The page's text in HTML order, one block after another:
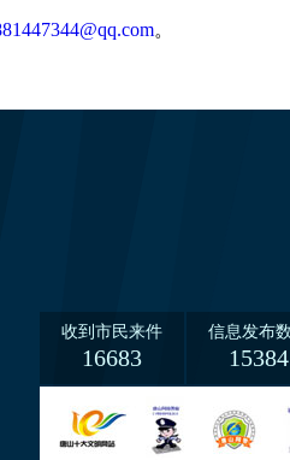
。
收到市民来件
16683
信息发布
15384